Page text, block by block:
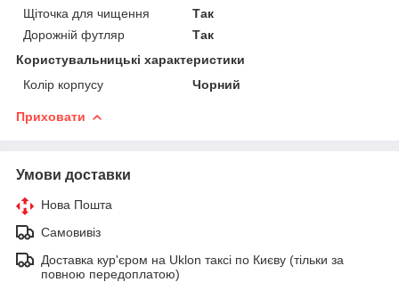
Щіточка для чищення
Так
Дорожній футляр
Так
Користувальницькі характеристики
Колір корпусу
Чорний
Приховати
Умови доставки
Нова Пошта
Самовивіз
Доставка кур'єром на Uklon таксі по Києву (тільки за
повною передоплатою)